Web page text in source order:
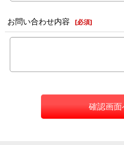
お問い合わせ内容 [必須]
確認画面